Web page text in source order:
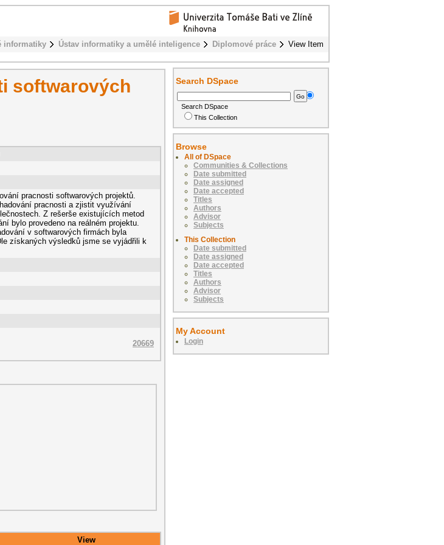
informatiky Ústav informatiky a umělé inteligence Diplomové práce View Item
softwarových
pracnosti softwarových projektů.
pracnosti a zjistit využívání
Z rešerše existujících metod
bylo provedeno na reálném projektu.
v softwarových firmách byla
získaných výsledků jsme se vyjádřili k
20669
View
Search DSpace
Search DSpace
This Collection
Browse
All of DSpace
Communities & Collections
Date submitted
Date assigned
Date accepted
Titles
Authors
Advisor
Subjects
This Collection
Date submitted
Date assigned
Date accepted
Titles
Authors
Advisor
Subjects
My Account
Login